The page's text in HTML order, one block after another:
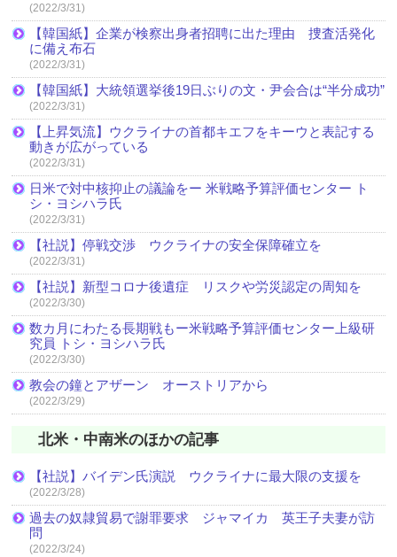
(2022/3/31)
【韓国紙】企業が検察出身者招聘に出た理由 捜査活発化
に備え布石
(2022/3/31)
【韓国紙】大統領選挙後19日ぶりの文・尹会合は“半分成功”
(2022/3/31)
【上昇気流】ウクライナの首都キエフをキーウと表記する
動きが広がっている
(2022/3/31)
日米で対中核抑止の議論をー 米戦略予算評価センター ト
シ・ヨシハラ氏
(2022/3/31)
【社説】停戦交渉 ウクライナの安全保障確立を
(2022/3/31)
【社説】新型コロナ後遺症 リスクや労災認定の周知を
(2022/3/30)
数カ月にわたる長期戦もー米戦略予算評価センター上級研
究員 トシ・ヨシハラ氏
(2022/3/30)
教会の鐘とアザーン オーストリアから
(2022/3/29)
北米・中南米のほかの記事
【社説】バイデン氏演説 ウクライナに最大限の支援を
(2022/3/28)
過去の奴隷貿易で謝罪要求 ジャマイカ 英王子夫妻が訪
問
(2022/3/24)